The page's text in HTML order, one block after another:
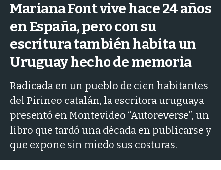
r
b
a
Mariana Font vive hace 24 años
en España, pero con su
escritura también habita un
Uruguay hecho de memoria
Radicada en un pueblo de cien habitantes
del Pirineo catalán, la escritora uruguaya
presentó en Montevideo “Autoreverse”, un
libro que tardó una década en publicarse y
que expone sin miedo sus costuras.